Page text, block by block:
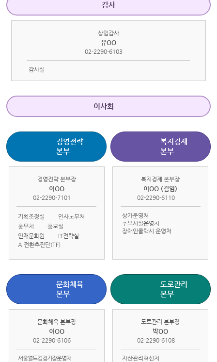
감사
상임감사
유OO
02-2290-6103
감사실
이사회
경영전략
본부
경영전략 본부장
이OO
02-2290-7101
기획조정실
인사노무처
총무처
홍보실
인재문화원
IT전략실
AI전환추진단(TF)
복지경제
본부
복지경제 본부장
이OO (겸임)
02-2290-6110
상가운영처
추모시설운영처
장애인콜택시 운영처
문화체육
본부
문화체육 본부장
이OO
02-2290-6106
서울월드컵경기장운영처
도로관리
본부
도로관리 본부장
박OO
02-2290-6108
자산관리혁신처